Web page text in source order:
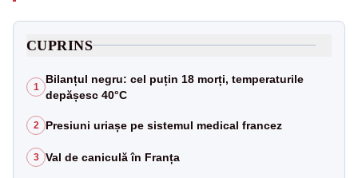
CUPRINS
1
Bilanțul negru: cel puțin 18 morți, temperaturile
depășesc 40°C
2 Presiuni uriașe pe sistemul medical francez
3 Val de caniculă în Franța